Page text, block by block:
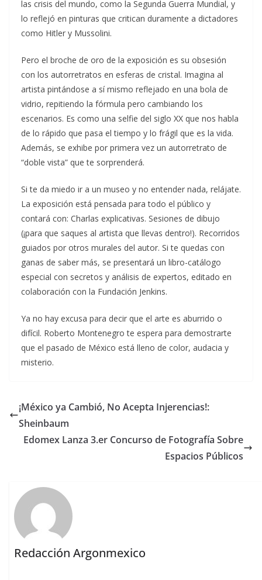
las crisis del mundo, como la Segunda Guerra Mundial, y
lo reflejó en pinturas que critican duramente a dictadores
como Hitler y Mussolini.
Pero el broche de oro de la exposición es su obsesión
con los autorretratos en esferas de cristal. Imagina al
artista pintándose a sí mismo reflejado en una bola de
vidrio, repitiendo la fórmula pero cambiando los
escenarios. Es como una selfie del siglo XX que nos habla
de lo rápido que pasa el tiempo y lo frágil que es la vida.
Además, se exhibe por primera vez un autorretrato de
“doble vista” que te sorprenderá.
Si te da miedo ir a un museo y no entender nada, relájate.
La exposición está pensada para todo el público y
contará con: Charlas explicativas. Sesiones de dibujo
(¡para que saques al artista que llevas dentro!). Recorridos
guiados por otros murales del autor. Si te quedas con
ganas de saber más, se presentará un libro-catálogo
especial con secretos y análisis de expertos, editado en
colaboración con la Fundación Jenkins.
Ya no hay excusa para decir que el arte es aburrido o
difícil. Roberto Montenegro te espera para demostrarte
que el pasado de México está lleno de color, audacia y
misterio.
¡México ya Cambió, No Acepta Injerencias!:
Sheinbaum
Edomex Lanza 3.er Concurso de Fotografía Sobre
Espacios Públicos
Redacción Argonmexico